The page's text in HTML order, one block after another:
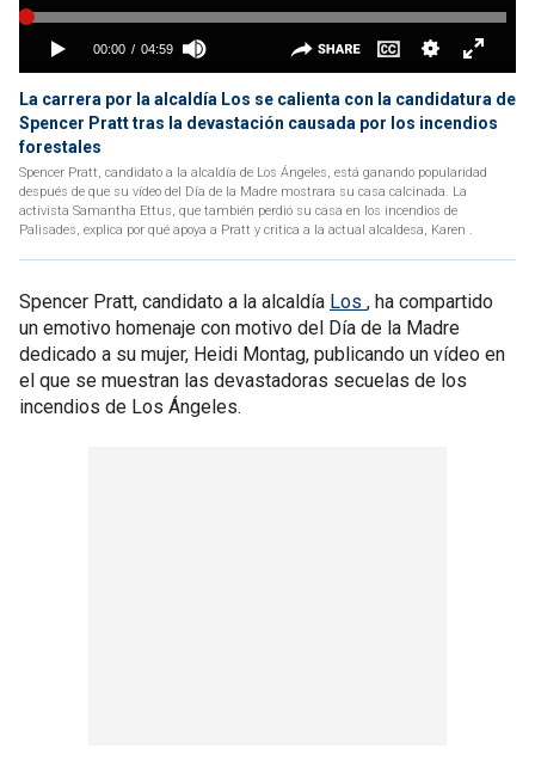
La carrera por la alcaldía Los se calienta con la candidatura de
Spencer Pratt tras la devastación causada por los incendios
forestales
Spencer Pratt, candidato a la alcaldía de Los Ángeles, está ganando popularidad
después de que su vídeo del Día de la Madre mostrara su casa calcinada. La
activista Samantha Ettus, que también perdió su casa en los incendios de
Palisades, explica por qué apoya a Pratt y critica a la actual alcaldesa, Karen .
Spencer Pratt, candidato a la alcaldía Los , ha compartido
un emotivo homenaje con motivo del Día de la Madre
dedicado a su mujer, Heidi Montag, publicando un vídeo en
el que se muestran las devastadoras secuelas de los
incendios de Los Ángeles.